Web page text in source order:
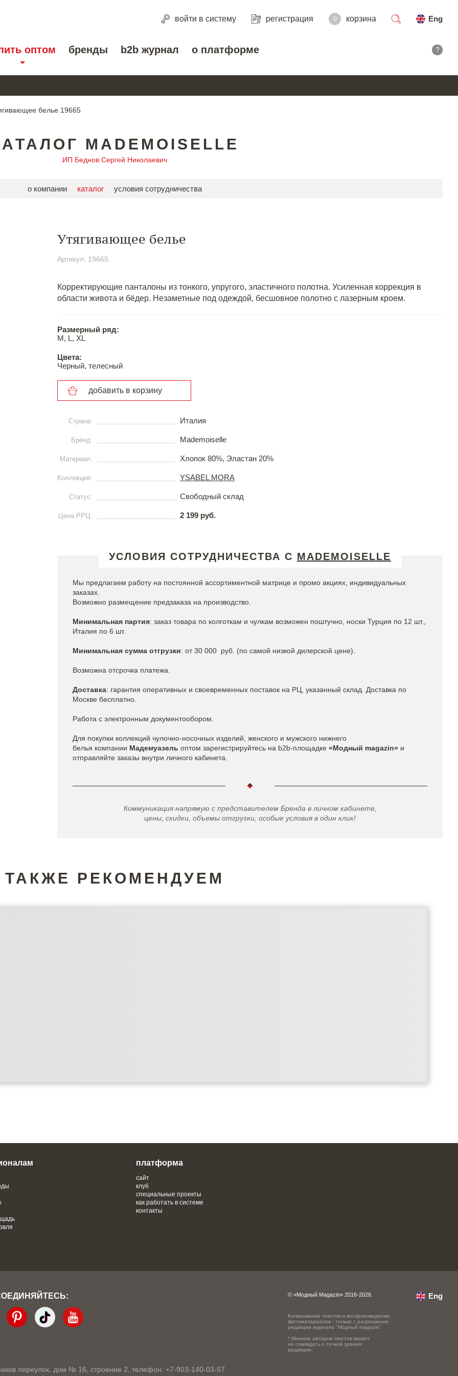
войти в систему регистрация 0 корзина
Eng
оптом бренды b2b журнал о платформе ?
белье 19665
MADEMOISELLE
ИП Беднов Сергей Николаевич
о компании каталог условия сотрудничества
Утягивающее белье
Артикул: 19665
Корректирующие панталоны из тонкого, упругого, эластичного полотна. Усиленная коррекция в
области живота и бёдер. Незаметные под одеждой, бесшовное полотно с лазерным кроем.
Размерный ряд:
M, L, XL
Цвета:
Черный, телесный
добавить в корзину
Страна: Италия
Бренд: Mademoiselle
Материал: Хлопок 80%, Эластан 20%
Коллекция: YSABEL MORA
Статус: Свободный склад
Цена РРЦ: 2 199 руб.
УСЛОВИЯ СОТРУДНИЧЕСТВА С MADEMOISELLE
Мы предлагаем работу на постоянной ассортиментной матрице и промо акциях, индивидуальных
заказах.
Возможно размещение предзаказа на производство.
Минимальная партия: заказ товара по колготкам и чулкам возможен поштучно, носки Турция по 12 шт.,
Италия по 6 шт.
Минимальная сумма отгрузки: от 30 000 руб. (по самой низкой дилерской цене).
Возможна отсрочка платежа.
Доставка: гарантия оперативных и своевременных поставок на РЦ, указанный склад. Доставка по
Москве бесплатно.
Работа с электронным документообором.
Для покупки коллекций чулочно-носочных изделий, женского и мужского нижнего
белья компании Мадемуазель оптом зарегистрируйтесь на b2b-площадке «Модный magazin» и
отправляйте заказы внутри личного кабинета.
Коммуникация напрямую с представителем Бренда в личном кабинете,
цены, скидки, объемы отгрузки, особые условия в один клик!
ТАКЖЕ РЕКОМЕНДУЕМ
платформа
сайт
клуб
специальные проекты
как работать в системе
контакты
переулок, дом № 16, строение 2, телефон: +7-903-140-03-57
© «Модный Magazin» 2016-2026.
Копирование текстов и воспроизведение
фотоматериалов - только с разрешения
редакции журнала "Модный magazin".
* Мнение авторов текстов может
не совпадать с точкой зрения
редакции.
Eng